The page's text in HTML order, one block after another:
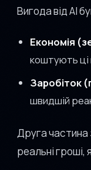
Вигода від AI
Економія
коштують ці
Заробіток
швидшій
Друга частина
реальні гроші,